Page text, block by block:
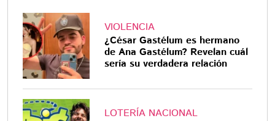
VIOLENCIA
¿César Gastélum es hermano
de Ana Gastélum? Revelan cuál
sería su verdadera relación
LOTERÍA NACIONAL